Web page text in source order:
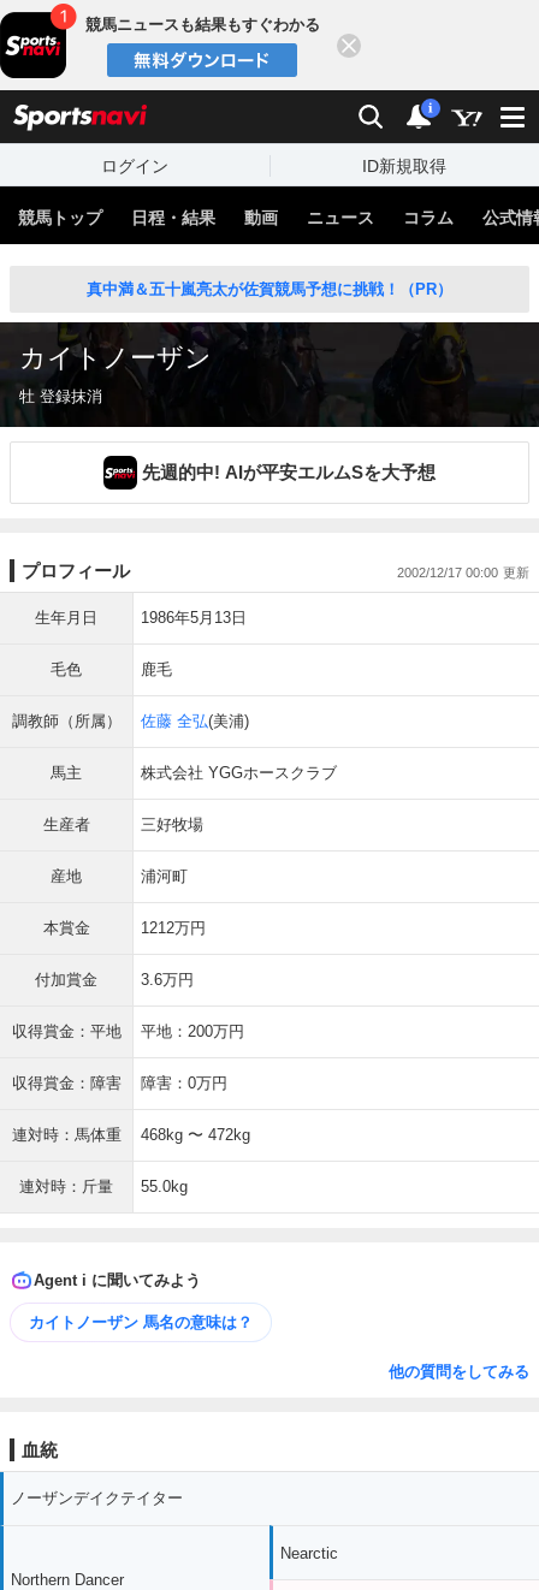
競馬ニュースも結果もすぐわかる
検索 通知
i
ログイン ID新規取得
競馬トップ 日程・結果 動画 ニュース コラム 公式情
真中満＆五十嵐亮太が佐賀競馬予想に挑戦！（PR）
カイトノーザン
牡 登録抹消
先週的中! AIが平安エルムSを大予想
プロフィール 2002/12/17 00:00
生年月日 1986年5月13日
毛色 鹿毛
調教師（所属） 佐藤 全弘(美浦)
馬主 株式会社 YGGホースクラブ
生産者 三好牧場
産地 浦河町
本賞金 1212万円
付加賞金 3.6万円
収得賞金：平地 平地：200万円
収得賞金：障害 障害：0万円
連対時：馬体重 468kg 〜 472kg
連対時：斤量 55.0kg
Agent i に聞いてみよう
カイトノーザン 馬名の意味は？
他の質問をしてみる
血統
ノーザンデイクテイター
Northern Dancer
Nearctic